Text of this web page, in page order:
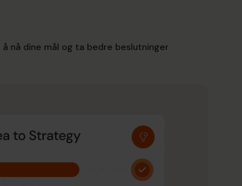
nå dine mål og ta bedre beslutninger